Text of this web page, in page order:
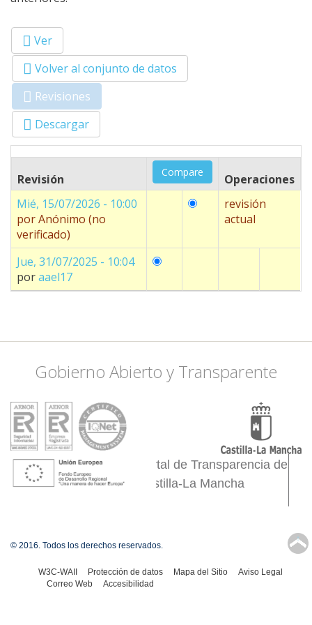
Primary tabs
Ver
Volver al conjunto de datos
Revisiones
activa)
Descargar
Revisión
Operaciones
Mié, 15/07/2026 - 10:00
porAnónimo (no
verificado)
revisión
actual
Jue, 31/07/2025 - 10:04
poraael17
Gobierno Abierto y Transparente
Portal de Transparencia de
Castilla-La Mancha
↑
© 2016. Todos los derechos reservados.
W3C-WAII Protección de datos Mapa del Sitio
Aviso Legal
Correo Web
Accesibilidad